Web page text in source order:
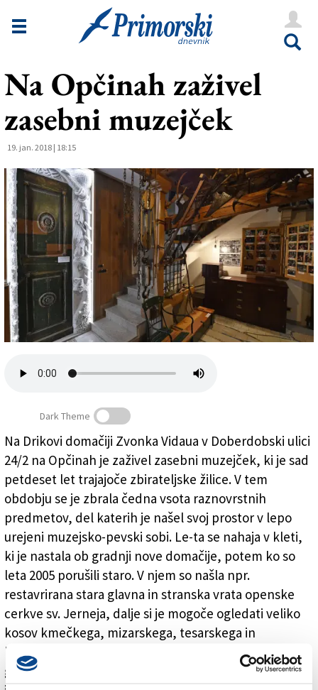
Novice
Goriška
Še
Vreme
V Kioskih
Uredništvo
Oglasi
Založnik
Na Opčinah zaživel
zasebni muzejček
19. jan. 2018 | 18:15
Na Opčinah zaživel zasebni muzejček
Dark Theme
Na Drikovi domačiji Zvonka Vidaua v Doberdobski ulici
24/2 na Opčinah je zaživel zasebni muzejček, ki je sad
petdeset let trajajoče zbirateljske žilice. V tem
obdobju se je zbrala čedna vsota raznovrstnih
predmetov, del katerih je našel svoj prostor v lepo
urejeni muzejsko-pevski sobi. Le-ta se nahaja v kleti,
ki je nastala ob gradnji nove domačije, potem ko so
leta 2005 porušili staro. V njem so našla npr.
restavrirana stara glavna in stranska vrata openske
cerkve sv. Jerneja, dalje si je mogoče ogledati veliko
kosov kmečkega, mizarskega, tesarskega in
kovaškega orodja, star, a še delujoč gramofon, del
granate iz prve svetovne vojne, slovenske lesene